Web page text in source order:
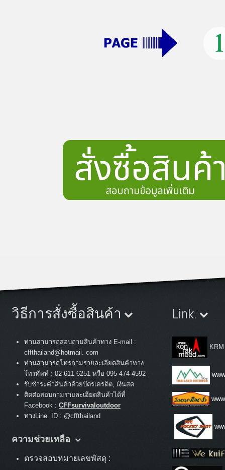
วิธีการสั่งซื้อสินค้า
ท่านสามารถสอบถามสินค้าทาง E-mail :
cffthailand@hotmail. com
ท่านสามารถโทรถามรายละเอียดสินค้าทาง
โทรศัพท์ : 02-611-6251 หรือ 095-474-4592
รับชำระค่าสินค้าด้วยบัตรเครดิต, เงินสด
ติดต่อสอบถามรายละเอียดสินค้าได้ที่
Facebook : CFFsurvivaloutdoor
ทางLine ID : @cffthailand
ความช่วยเหลือ
ตรวจสอบหมายเลขพัสดุ :
Link.
KRM